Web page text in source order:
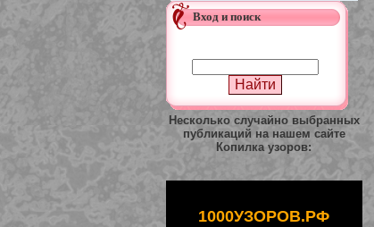
Вход и поиск
Несколько случайно выбранных
публикаций на нашем сайте
Копилка узоров:
1000УЗОРОВ.РФ